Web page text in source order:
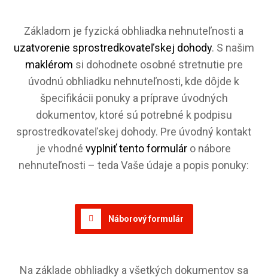
Základom je fyzická obhliadka nehnuteľnosti a
uzatvorenie sprostredkovateľskej dohody. S našim
maklérom si dohodnete osobné stretnutie pre
úvodnú obhliadku nehnuteľnosti, kde dôjde k
špecifikácii ponuky a príprave úvodných
dokumentov, ktoré sú potrebné k podpisu
sprostredkovateľskej dohody. Pre úvodný kontakt
je vhodnévyplniť tento formulár o nábore
nehnuteľnosti – teda Vaše údaje a popis ponuky:
Náborový formulár
Na základe obhliadky a všetkých dokumentov sa